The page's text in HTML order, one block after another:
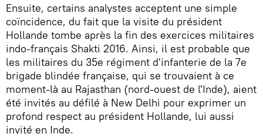
Ensuite, certains analystes acceptent une simple
coïncidence, du fait que la visite du président
Hollande tombe après la fin des exercices militaires
indo-français Shakti 2016. Ainsi, il est probable que
les militaires du 35e régiment d'infanterie de la 7e
brigade blindée française, qui se trouvaient à ce
moment-là au Rajasthan (nord-ouest de l'Inde), aient
été invités au défilé à New Delhi pour exprimer un
profond respect au président Hollande, lui aussi
invité en Inde.